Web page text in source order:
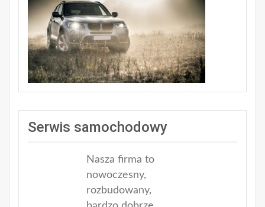
Serwis samochodowy
Nasza firma to
nowoczesny,
rozbudowany,